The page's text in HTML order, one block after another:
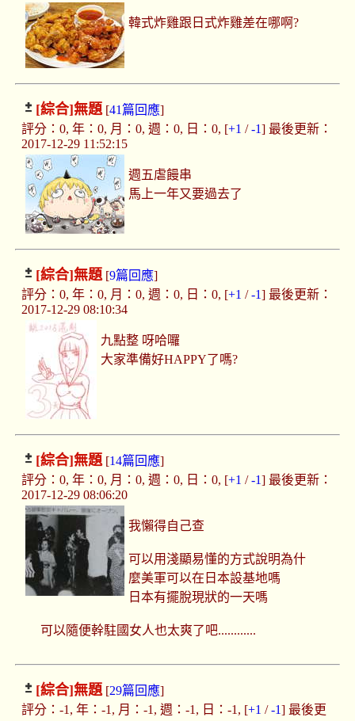
韓式炸雞跟日式炸雞差在哪啊?
[綜合]無題[41篇回應]
評分：0, 年：0, 月：0, 週：0, 日：0, [+1 /-1] 最後更新：
2017-12-29 11:52:15
週五虐饅串
馬上一年又要過去了
[綜合]無題[9篇回應]
評分：0, 年：0, 月：0, 週：0, 日：0, [+1 /-1] 最後更新：
2017-12-29 08:10:34
九點整 呀哈囉
大家準備好HAPPY了嗎?
[綜合]無題[14篇回應]
評分：0, 年：0, 月：0, 週：0, 日：0, [+1 /-1] 最後更新：
2017-12-29 08:06:20
我懶得自己查
可以用淺顯易懂的方式說明為什
麼美軍可以在日本設基地嗎
日本有擺脫現狀的一天嗎
可以隨便幹駐國女人也太爽了吧............
[綜合]無題[29篇回應]
評分：-1, 年：-1, 月：-1, 週：-1, 日：-1, [+1 /-1] 最後更